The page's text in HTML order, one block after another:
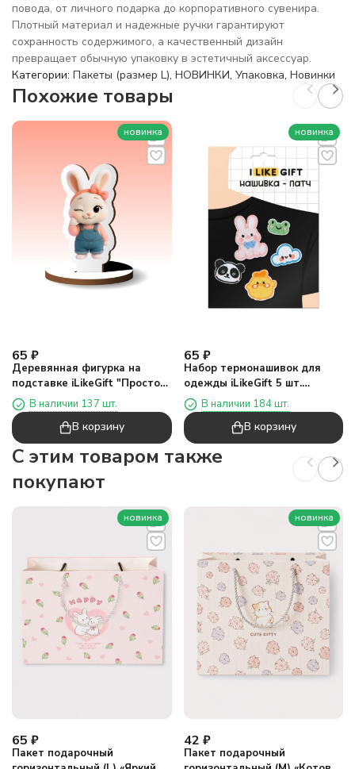
повода, от личного подарка до корпоративного сувенира.
Плотный материал и надежные ручки гарантируют
сохранность содержимого, а качественный дизайн
превращает обычную упаковку в эстетичный аксессуар.
Категории: Пакеты (размер L), НОВИНКИ, Упаковка, Новинки
Похожие товары
новинка
65 ₽
Деревянная фигурка на
подставке iLikeGift "Просто
лапочка"
В наличии 137 шт.
В корзину
новинка
65 ₽
Набор термонашивок для
одежды iLikeGift 5 шт.
"Милые животные"
В наличии 184 шт.
В корзину
C этим товаром также
покупают
новинка
65 ₽
Пакет подарочный
новинка
42 ₽
Пакет подарочный